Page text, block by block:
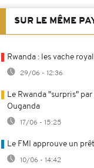
SUR LE MÊME
Rwanda : les vache
29/06 - 12:36
Le Rwanda "surpris"
Ouganda
17/06 - 15:25
Le FMI approuve un
10/06 - 14:42